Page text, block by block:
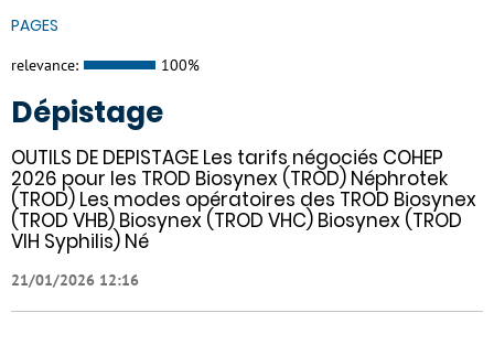
PAGES
relevance: 100%
Dépistage
OUTILS DE DEPISTAGE Les tarifs négociés COHEP
2026 pour les TROD Biosynex (TROD) Néphrotek
(TROD) Les modes opératoires des TROD Biosynex
(TROD VHB) Biosynex (TROD VHC) Biosynex (TROD
VIH Syphilis) Né
21/01/2026 12:16